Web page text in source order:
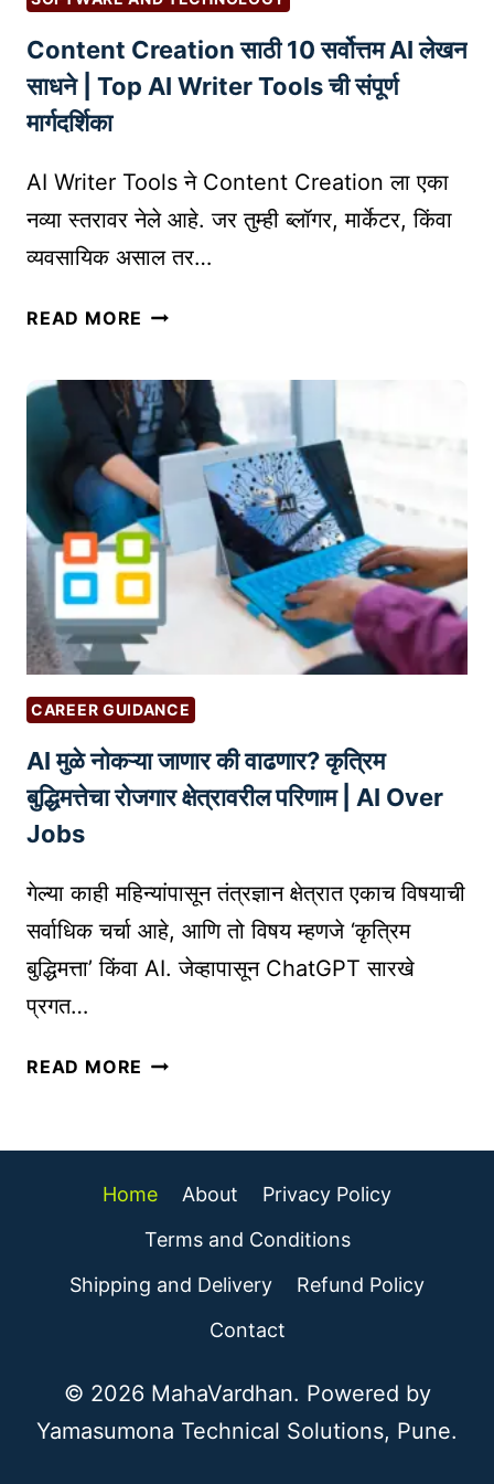
ळ
ण्या
ब
र
धो
र
ण
क
से
त
या
र
क
रा
वे
?
I
N
T
-
D
E
A
D
उ
त्पा
द
नां
च्या
वा
ढ
त्या
मा
ग
णी
र
मा
र्श
Content Creation साठी 10 सर्वोत्तम AI लेखन
साधने | Top AI Writer Tools ची संपूर्ण
मार्गदर्शिका
AI Writer Tools ने Content Creation ला एका
नव्या स्तरावर नेले आहे. जर तुम्ही ब्लॉगर, मार्केटर, किंवा
व्यवसायिक असाल तर…
READ MORE C
T
E
N
T
C
R
E
A
T
I
O
N
सा
ठी
त्त
म
सा
ने
|
O
I
R
CAREER GUIDANCE
AI मुळे नोकऱ्या जाणार की वाढणार? कृत्रिम
बुद्धिमत्तेचा रोजगार क्षेत्रावरील परिणाम | AI Over
Jobs
गेल्या काही महिन्यांपासून तंत्रज्ञान क्षेत्रात एकाच विषयाची
सर्वाधिक चर्चा आहे, आणि तो विषय म्हणजे ‘कृत्रिम
बुद्धिमत्ता’ किंवा AI. जेव्हापासून ChatGPT सारखे
प्रगत…
READ MORE A
ळे
क
ऱ्या
णा
वा
Home About
Privacy Policy
Terms and Conditions
Shipping and Delivery
Refund Policy
Contact
© 2026 MahaVardhan. Powered by
Yamasumona Technical Solutions, Pune.